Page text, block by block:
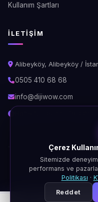
Kullanım Şartları
İLETIŞIM
Alibeyköy, Alibeyköy /
0505 410 68 68
info@dijiwow.com
© 2026
KVKK
Çerez
Sitemizde
performans ve
Politikası ·
Reddet